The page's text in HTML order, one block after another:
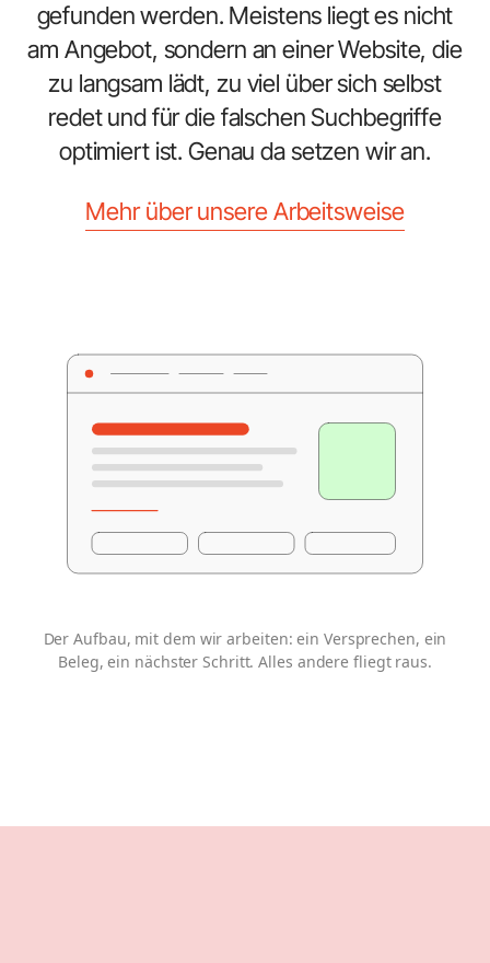
gefunden werden. Meistens liegt es nicht
am Angebot, sondern an einer Website, die
zu langsam lädt, zu viel über sich selbst
redet und für die falschen Suchbegriffe
optimiert ist. Genau da setzen wir an.
Mehr über unsere Arbeitsweise
Der Aufbau, mit dem wir arbeiten: ein Versprechen, ein
Beleg, ein nächster Schritt. Alles andere fliegt raus.